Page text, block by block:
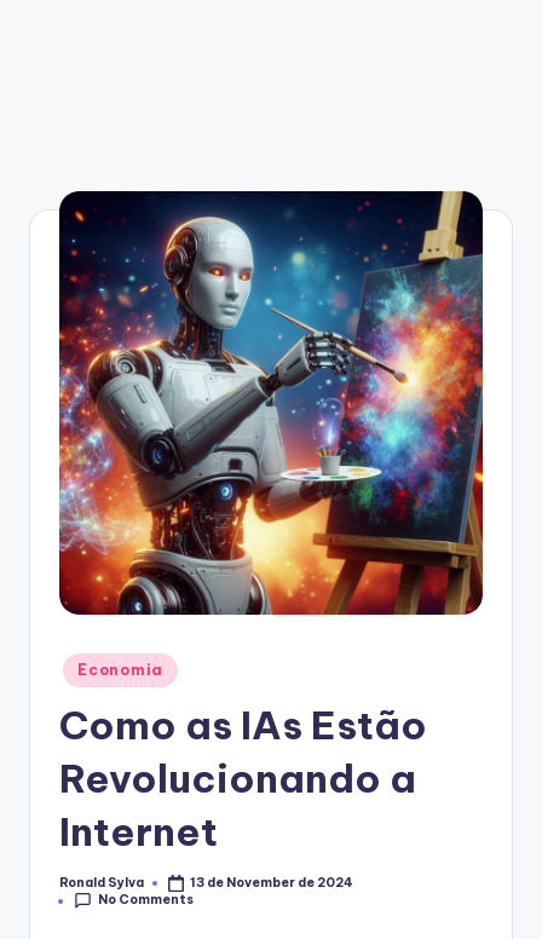
Posted
in
Economia
Como as IAs Estão
Revolucionando a
Internet
Posted
by
Ronald Sylva
13 de November de 2024
No Comments